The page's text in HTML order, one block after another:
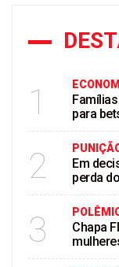
1
para
2
Em
perda
3
Chapa